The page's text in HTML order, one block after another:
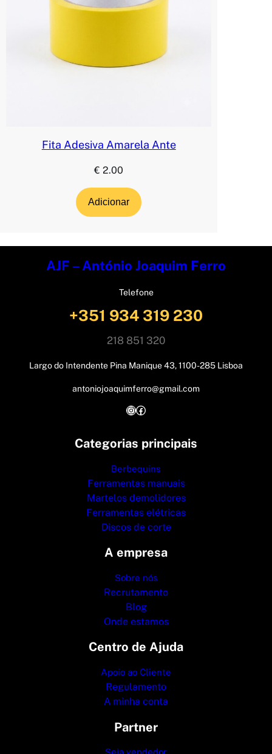
Fita Adesiva Amarela Ante
€ 2.00
Adicionar
AJF – António Joaquim Ferro
Telefone
+351 934 319 230
218 851 320
Largo do Intendente Pina Manique 43, 1100-285 Lisboa
antoniojoaquimferro@gmail.com
InstagramFacebook
Categorias principais
Berbequins
Ferramentas manuais
Martelos demolidores
Ferramentas elétricas
Discos de corte
A empresa
Sobre nós
Recrutamento
Blog
Onde estamos
Centro de Ajuda
Apoio ao Cliente
Regulamento
A minha conta
Partner